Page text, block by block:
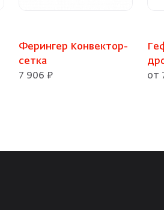
Ферингер Конвектор-
сетка
7 906 ₽
от